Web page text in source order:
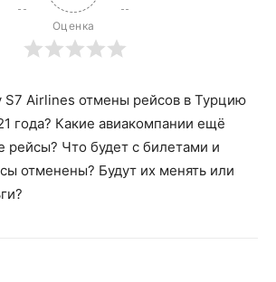
Оценка
S7 Airlines отмены рейсов в Турцию
года? Какие авиакомпании ещё
рейсы? Что будет с билетами и
отменены? Будут их менять или